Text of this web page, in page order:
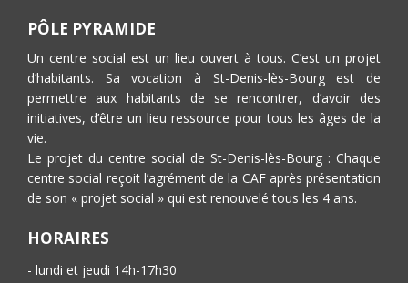
PÔLE PYRAMIDE
Un centre social est un lieu ouvert à tous. C’est un projet
d’habitants. Sa vocation à St-Denis-lès-Bourg est de
permettre aux habitants de se rencontrer, d’avoir des
initiatives, d’être un lieu ressource pour tous les âges de la
vie.
Le projet du centre social de St-Denis-lès-Bourg : Chaque
centre social reçoit l’agrément de la CAF après présentation
de son « projet social » qui est renouvelé tous les 4 ans.
HORAIRES
- lundi et jeudi 14h-17h30